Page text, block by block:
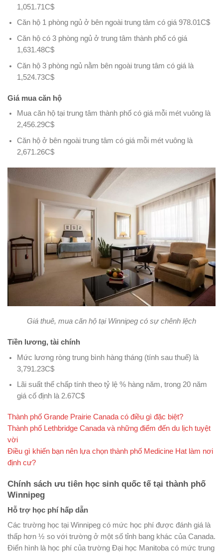
1,051.71C$
Căn hộ 1 phòng ngủ ở bên ngoài trung tâm có giá 978.01C$
Căn hộ có 3 phòng ngủ ở trung tâm thành phố có giá
1,631.48C$
Căn hộ 3 phòng ngủ nằm bên ngoài trung tâm có giá là
1,524.73C$
Giá mua căn hộ
Mua căn hộ tại trung tâm thành phố có giá mỗi mét vuông là
2,456.29C$
Căn hộ ở bên ngoài trung tâm có giá mỗi mét vuông là
2,671.26C$
Giá thuê, mua căn hộ tại Winnipeg có sự chênh lệch
Tiền lương, tài chính
Mức lương ròng trung bình hàng tháng (tính sau thuế) là
3,791.23C$
Lãi suất thế chấp tính theo tỷ lệ % hàng năm, trong 20 năm
giá cố định là 2.67C$
Thành phố Grande Prairie Canada có điều gì đặc biệt?
Thành phố Lethbridge Canada và những điểm đến du lịch tuyệt
vời
Điều gì khiến bạn nên lựa chọn thành phố Medicine Hat làm nơi
định cư?
Chính sách ưu tiên học sinh quốc tế tại thành phố
Winnipeg
Hỗ trợ học phí hấp dẫn
Các trường học tại Winnipeg có mức học phí được đánh giá là
thấp hơn ½ so với trường ở một số tỉnh bang khác của Canada.
Điển hình là học phí của trường Đại học Manitoba có mức trung